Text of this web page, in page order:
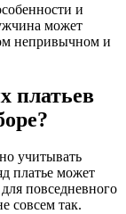
и
может
непривычном и
платьев
учитывать
платье может
повседневного
совсем так.